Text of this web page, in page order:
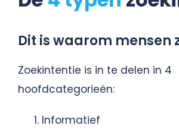
Dit is waarom mensen
Zoekintentie is in te delen in 4
hoofdcategorieën:
Informatief